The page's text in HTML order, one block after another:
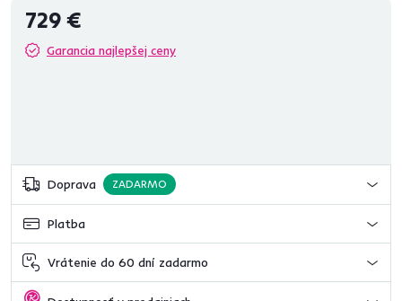
729 €
Garancia najlepšej ceny
Doprava ZADARMO
Platba
Vrátenie do 60 dní zadarmo